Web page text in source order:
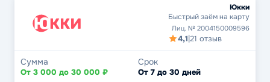
Юкки
Быстрый заём на карту
Лиц. № 2004150009596
4,1|21 отзыв
Сумма
От 3 000 до 30 000 ₽
Срок
От 7 до 30 дней